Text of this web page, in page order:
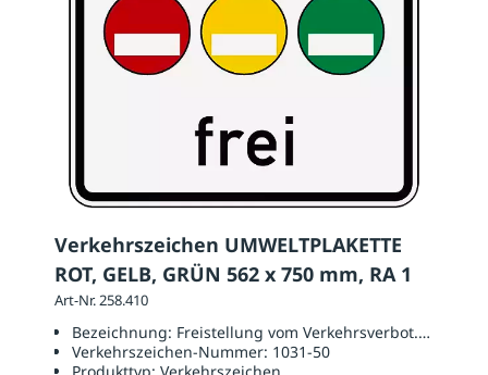
Verkehrszeichen UMWELTPLAKETTE
ROT, GELB, GRÜN 562 x 750 mm, RA 1
Art-Nr. 258.410
Bezeichnung: Freistellung vom Verkehrsverbot. Rote,
Verkehrszeichen-Nummer: 1031-50
Produkttyp: Verkehrszeichen